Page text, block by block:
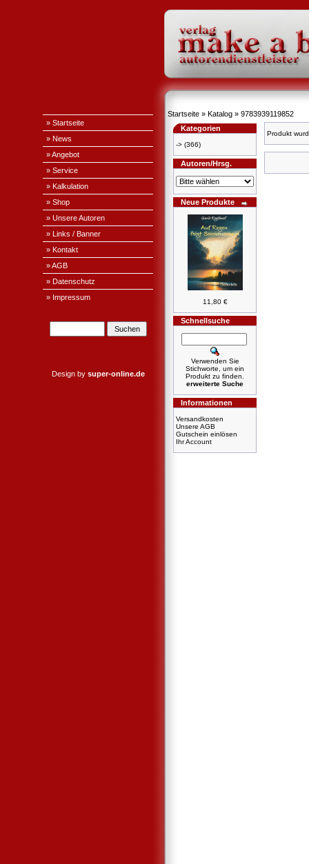
» Startseite
» News
» Angebot
» Service
» Kalkulation
» Shop
» Unsere Autoren
» Links / Banner
» Kontakt
» AGB
» Datenschutz
» Impressum
Design by super-online.de
Startseite » Katalog » 9783939119852
Kategorien
-> (366)
Autoren/Hrsg.
Neue Produkte
11,80 €
Schnellsuche
Verwenden Sie
Stichworte, um ein
Produkt zu finden.
erweiterte Suche
Informationen
Versandkosten
Unsere AGB
Gutschein einlösen
Ihr Account
Produkt